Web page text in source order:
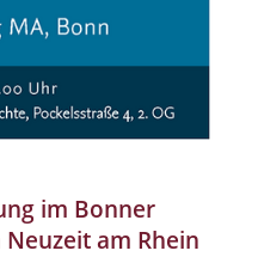
im Bonner
am Rhein